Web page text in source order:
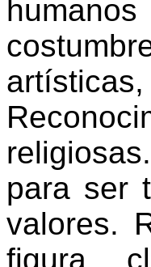
para ser
valores.
figura